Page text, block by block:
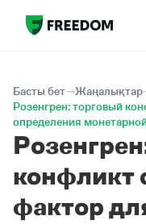
Басты бет
Жаңалықтар
Розенгрен: торговый
определения
конфликт
фактор